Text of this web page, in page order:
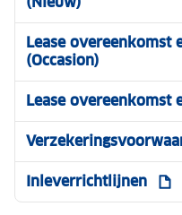
Lease overeenkomst
(Occasion)
Lease overeenkomst
Inleverrichtlijnen